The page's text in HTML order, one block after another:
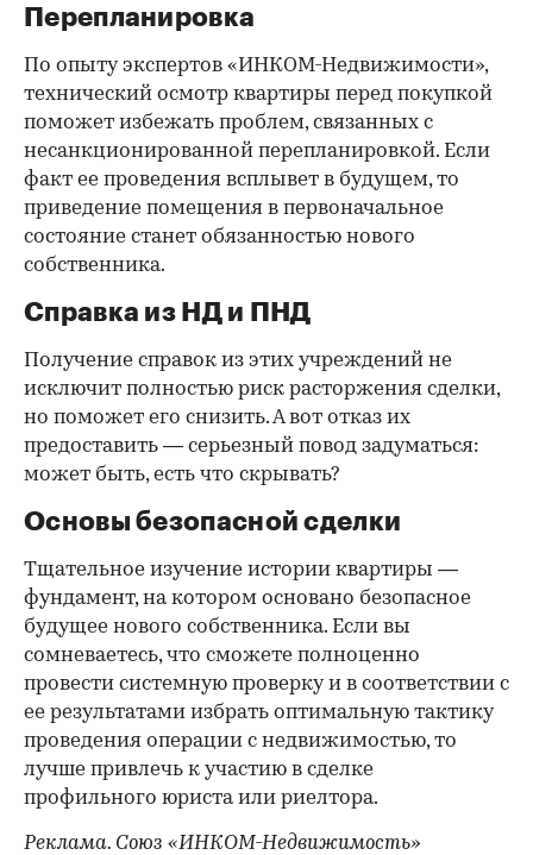
Перепланировка
По опыту экспертов «ИНКОМ-Недвижимости»,
технический осмотр квартиры перед покупкой
поможет избежать проблем, связанных с
несанкционированной перепланировкой. Если
факт ее проведения всплывет в будущем, то
приведение помещения в первоначальное
состояние станет обязанностью нового
собственника.
Справка из НД и ПНД
Получение справок из этих учреждений не
исключит полностью риск расторжения сделки,
но поможет его снизить. А вот отказ их
предоставить — серьезный повод задуматься:
может быть, есть что скрывать?
Основы безопасной сделки
Тщательное изучение истории квартиры —
фундамент, на котором основано безопасное
будущее нового собственника. Если вы
сомневаетесь, что сможете полноценно
провести системную проверку и в соответствии с
ее результатами избрать оптимальную тактику
проведения операции с недвижимостью, то
лучше привлечь к участию в сделке
профильного юриста или риелтора.
Реклама. Союз «ИНКОМ-Недвижимость»